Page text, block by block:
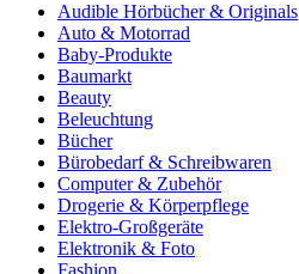
Audible Hörbücher & Originals
Auto & Motorrad
Baby-Produkte
Baumarkt
Beauty
Beleuchtung
Bücher
Bürobedarf & Schreibwaren
Computer & Zubehör
Drogerie & Körperpflege
Elektro-Großgeräte
Elektronik & Foto
Fashion